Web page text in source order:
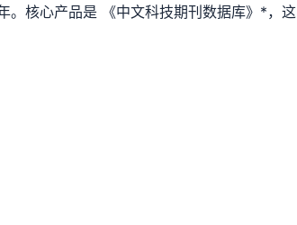
。核心产品是 《中文科技期刊数据库》*，这